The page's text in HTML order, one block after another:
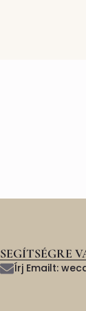
SEGÍTSÉGRE
Írj Emailt: